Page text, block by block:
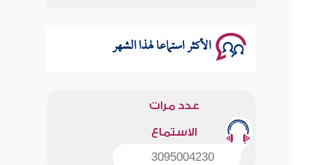
الأكثر استماعا لهذا الشهر
عدد مرات
الاستماع
3095004230